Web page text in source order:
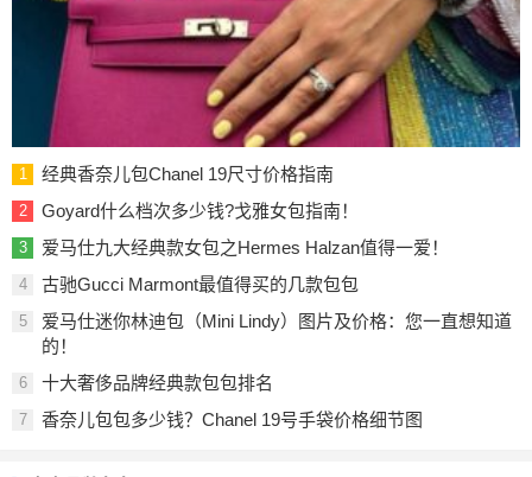
1 经典香奈儿包Chanel 19尺寸价格指南
2 Goyard什么档次多少钱?戈雅女包指南！
3 爱马仕九大经典款女包之Hermes Halzan值得一爱！
4 古驰Gucci Marmont最值得买的几款包包
5
爱马仕迷你林迪包（Mini Lindy）图片及价格：您一直想知道
的！
6 十大奢侈品牌经典款包包排名
7 香奈儿包包多少钱？Chanel 19号手袋价格细节图